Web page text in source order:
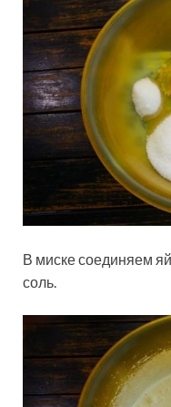
В миске соединяем
соль.